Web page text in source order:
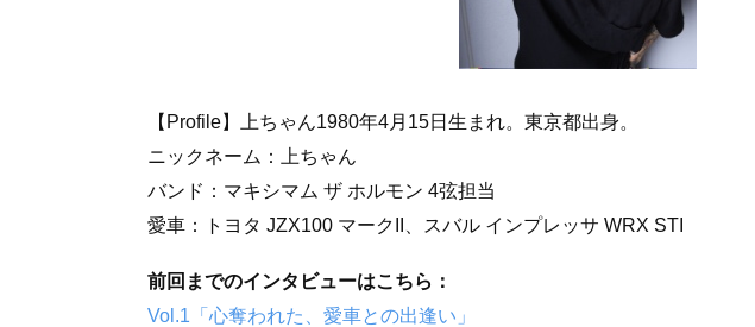
【Profile】上ちゃん1980年4月15日生まれ。東京都出身。
ニックネーム：上ちゃん
バンド：マキシマム ザ ホルモン 4弦担当
愛車：トヨタ JZX100 マークII、スバル インプレッサ WRX STI
前回までのインタビューはこちら：
Vol.1「心奪われた、愛車との出逢い」